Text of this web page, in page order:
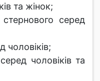
та жінок;
серед
чоловіків;
чоловіків та